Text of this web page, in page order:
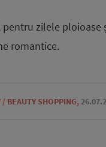
zilele ploioase
romantice.
/ BEAUTY SHOPPING,